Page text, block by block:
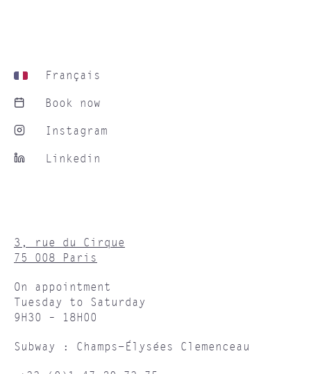
Français
Book now
Instagram
Linkedin
3, rue du Cirque
75 008 Paris
On appointment
Tuesday to Saturday
9H30 – 18H00
Subway : Champs-Élysées Clemenceau